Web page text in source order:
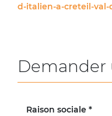
d-italien-a-creteil-
Demander
Raison sociale *